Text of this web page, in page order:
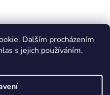
Dalším procházením
s jejich používáním.
0 KČ
Shoptet